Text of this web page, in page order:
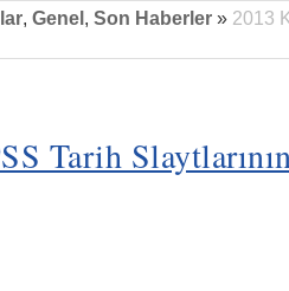
, Genel, Son Haberler » 2013
Tarih